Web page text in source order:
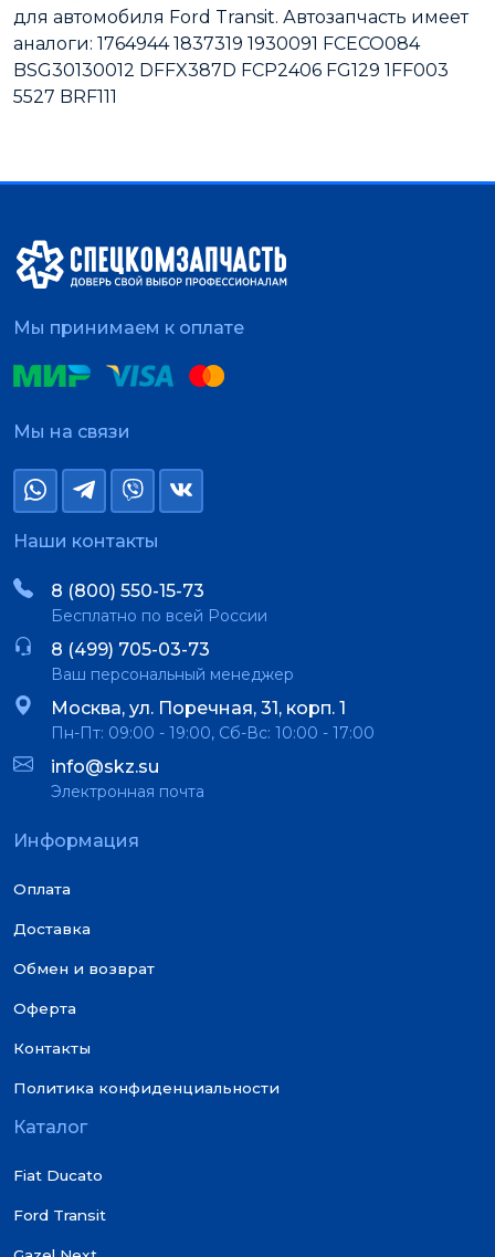
для автомобиля Ford Transit. Автозапчасть имеет
аналоги: 1764944 1837319 1930091 FCECO084
BSG30130012 DFFX387D FCP2406 FG129 1FF003
5527 BRF111
Мы принимаем к оплате
Мы на связи
Наши контакты
8 (800) 550-15-73
Бесплатно по всей России
8 (499) 705-03-73
Ваш персональный менеджер
Москва, ул. Поречная, 31, корп. 1
Пн-Пт: 09:00 - 19:00, Сб-Вс: 10:00 - 17:00
info@skz.su
Электронная почта
Информация
Оплата
Доставка
Обмен и возврат
Оферта
Контакты
Политика конфиденциальности
Каталог
Fiat Ducato
Ford Transit